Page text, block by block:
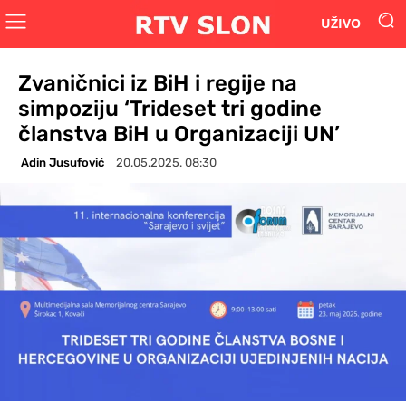
UŽIVO
Zvaničnici iz BiH i regije na
simpoziju ‘Trideset tri godine
članstva BiH u Organizaciji UN’
Adin Jusufović 20.05.2025. 08:30